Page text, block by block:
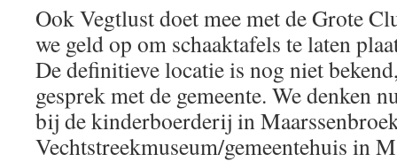
Ook Vegtlust doet mee met de Grote
we geld op om schaaktafels te laten
De definitieve locatie is nog niet
gesprek met de gemeente. We denken
bij de kinderboerderij in
Vechtstreekmuseum/gemeentehuis in